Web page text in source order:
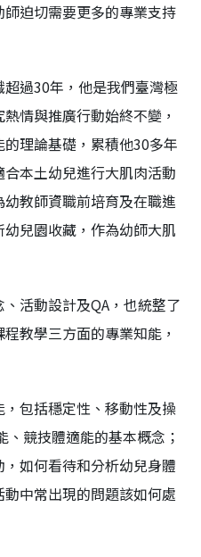
迫切需要更多的專業支持
過30年，他是我們臺灣極
情與推廣行動始終不變，
理論基礎，累積他30多年
本土幼兒進行大肌肉活動
教師資職前培育及在職進
兒園收藏，作為幼師大肌
活動設計及QA，也統整了
教學三方面的專業知能，
包括穩定性、移動性及操
競技體適能的基本概念；
如何看待和分析幼兒身體
中常出現的問題該如何處